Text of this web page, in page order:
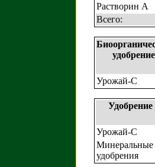
Растворин А
Всего:
удобрение
Урожай-С
Удобрение
Урожай-С
Минеральные
удобрения